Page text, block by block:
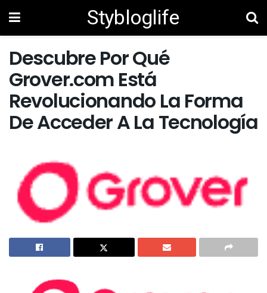
Stybloglife
Descubre Por Qué
Grover.com Está
Revolucionando La Forma
De Acceder A La Tecnología